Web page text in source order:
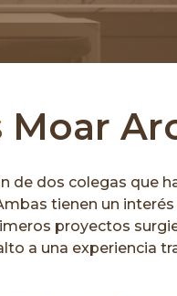
Moar
de dos colegas que
tienen un
proyectos
a una experiencia